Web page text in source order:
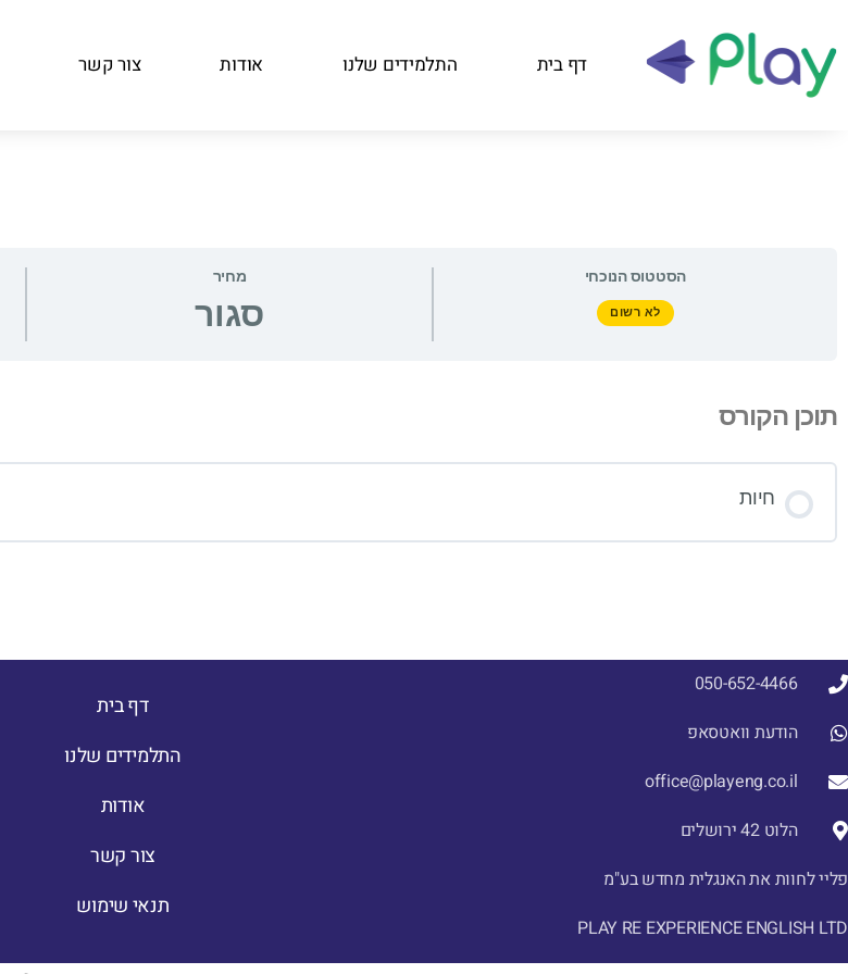
דף בית התלמידים שלנו אודות צור קשר
הסטטוס הנוכחי
לא רשום
מחיר
סגור
תוכן הקורס
חיות
050-652-4466
הודעת וואטסאפ
office@playeng.co.il
הלוט 42 ירושלים
פליי לחוות את האנגלית מחדש בע"מ
PLAY RE EXPERIENCE ENGLISH LTD
דף בית
התלמידים שלנו
אודות
צור קשר
תנאי שימוש